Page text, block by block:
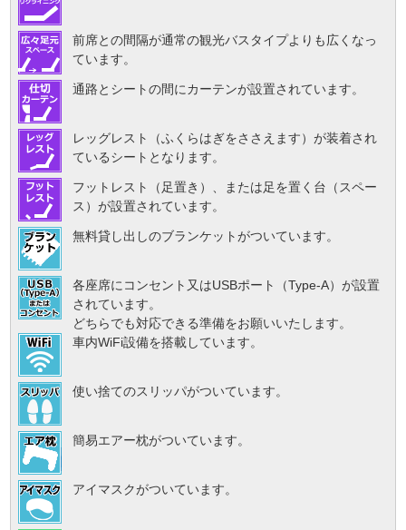
前席との間隔が通常の観光バスタイプよりも広くなっ
ています。
通路とシートの間にカーテンが設置されています。
レッグレスト（ふくらはぎをささえます）が装着され
ているシートとなります。
フットレスト（足置き）、または足を置く台（スペー
ス）が設置されています。
無料貸し出しのブランケットがついています。
各座席にコンセント又はUSBポート（Type-A）が設置
されています。
どちらでも対応できる準備をお願いいたします。
車内WiFi設備を搭載しています。
使い捨てのスリッパがついています。
簡易エアー枕がついています。
アイマスクがついています。